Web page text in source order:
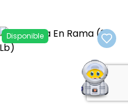
favorites Add
Disponible